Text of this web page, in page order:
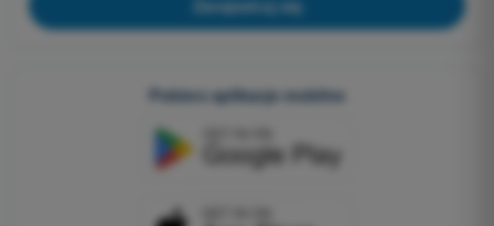
Zarejestruj się
Pobierz aplikacje mobilne